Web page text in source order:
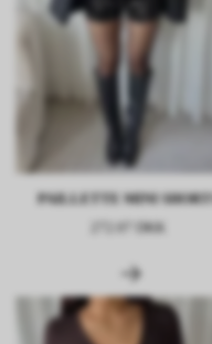
PAILLETTE MINI SHORTS
272.07 DKK